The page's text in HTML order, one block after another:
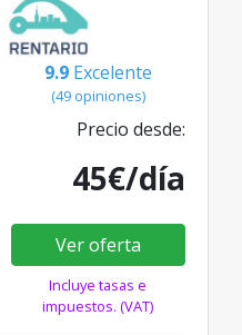
9.9 Excelente
(49 opiniones)
Precio desde:
45€/día
Ver oferta
Incluye tasas e
impuestos. (VAT)